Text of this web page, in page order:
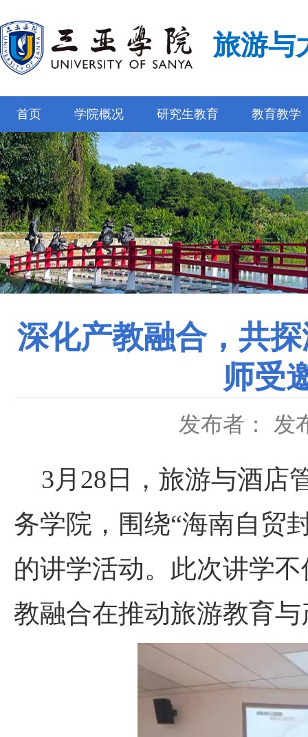
旅游与
首页 学院概况 研究生教育 教育教学
深化产教融合，共
师受
发布者： 发
3月28日，旅游与酒店
务学院，围绕“海南自贸
的讲学活动。此次讲学
教融合在推动旅游教育